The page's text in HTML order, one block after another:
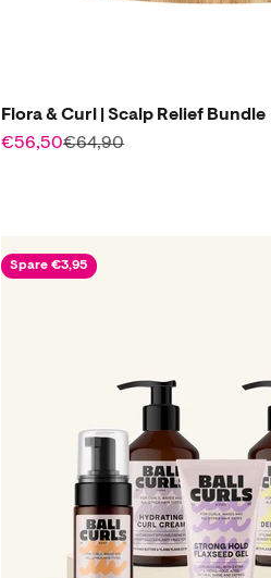
Flora & Curl | Scalp Relief Bundle
Angebot
€56,50Regulärer Preis
€64,90
Spare €3,95